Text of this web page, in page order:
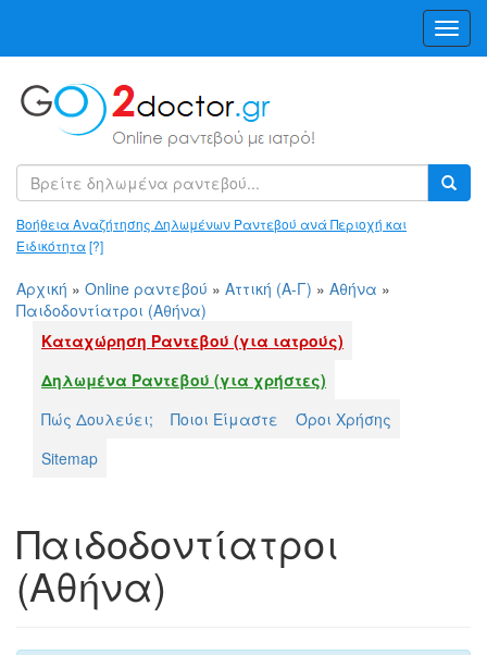
Βοήθεια Αναζήτησης Δηλωμένων Ραντεβού ανά Περιοχή και
Ειδικότητα[?]
Αρχική » Online ραντεβού » Αττική (Α-Γ) » Αθήνα »
Παιδοδοντίατροι (Αθήνα)
Καταχώρηση Ραντεβού (για ιατρούς)
Δηλωμένα Ραντεβού (για χρήστες)
Πώς Δουλεύει;
Ποιοι Είμαστε
Όροι Χρήσης
Sitemap
Παιδοδοντίατροι
(Αθήνα)